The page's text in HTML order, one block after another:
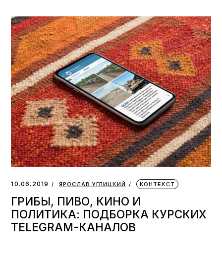
10.06.2019 ЯРОСЛАВ УГЛИЦКИЙ КОНТЕКСТ
ГРИБЫ, ПИВО, КИНО И
ПОЛИТИКА: ПОДБОРКА КУРСКИХ
TELEGRAM-КАНАЛОВ